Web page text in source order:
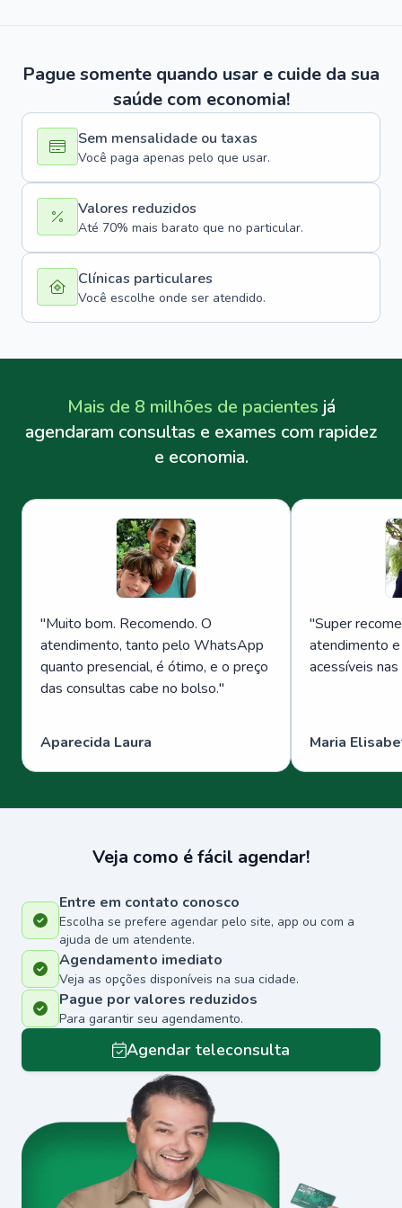
Pague somente quando usar e cuide da sua
saúde com economia!
Sem mensalidade ou taxas
Você paga apenas pelo que usar.
Valores reduzidos
Até 70% mais barato que no particular.
Clínicas particulares
Você escolhe onde ser atendido.
Mais de 8 milhões de pacientes já
agendaram consultas e exames com rapidez
e economia.
"Muito bom. Recomendo. O
atendimento, tanto pelo WhatsApp
quanto presencial, é ótimo, e o preço
das consultas cabe no bolso."
Aparecida Laura
"Super
atendimento
acessíveis
Maria
Veja como é fácil agendar!
Entre em contato conosco
Escolha se prefere agendar pelo site, app ou com a
ajuda de um atendente.
Agendamento imediato
Veja as opções disponíveis na sua cidade.
Pague por valores reduzidos
Para garantir seu agendamento.
Agendar teleconsulta